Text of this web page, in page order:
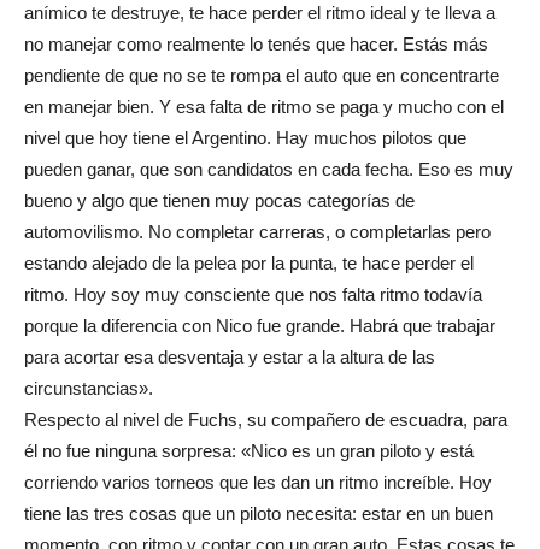
anímico te destruye, te hace perder el ritmo ideal y te lleva a
no manejar como realmente lo tenés que hacer. Estás más
pendiente de que no se te rompa el auto que en concentrarte
en manejar bien. Y esa falta de ritmo se paga y mucho con el
nivel que hoy tiene el Argentino. Hay muchos pilotos que
pueden ganar, que son candidatos en cada fecha. Eso es muy
bueno y algo que tienen muy pocas categorías de
automovilismo. No completar carreras, o completarlas pero
estando alejado de la pelea por la punta, te hace perder el
ritmo. Hoy soy muy consciente que nos falta ritmo todavía
porque la diferencia con Nico fue grande. Habrá que trabajar
para acortar esa desventaja y estar a la altura de las
circunstancias».
Respecto al nivel de Fuchs, su compañero de escuadra, para
él no fue ninguna sorpresa: «Nico es un gran piloto y está
corriendo varios torneos que les dan un ritmo increíble. Hoy
tiene las tres cosas que un piloto necesita: estar en un buen
momento, con ritmo y contar con un gran auto. Estas cosas te